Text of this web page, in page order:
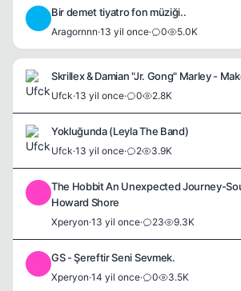
Bir demet tiyatro fon müziği..
Aragornnn·13 yil once· 0 5.0K
Skrillex & Damian "Jr. Gong" Marley -
Ufck·13 yil once· 0 2.8K
Yokluğunda (Leyla The Band)
Ufck·13 yil once· 2 3.9K
The Hobbit An Unexpected Journey-
Howard Shore
Xperyon·13 yil once· 23 9.3K
GS - Şereftir Seni Sevmek.
Xperyon·14 yil once· 0 3.5K